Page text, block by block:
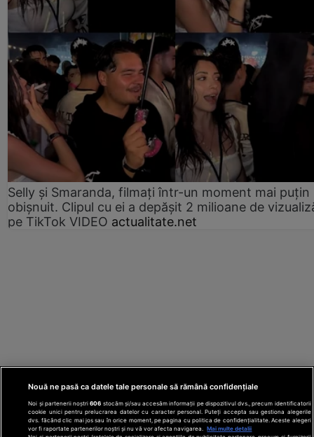
Selly și Smaranda, filmați într-un moment mai puțin
obișnuit. Clipul cu ei a depășit 2 milioane de
pe TikTok VIDEO actualitate.net
Nouă ne pasă ca datele tale personale să rămână confidențiale
Noi și partenerii noștri606 stocăm și/sau accesăm informații pe dispozitivul dvs., precum identificatorii
cookie unici pentru prelucrarea datelor cu caracter personal. Puteți accepta sau gestiona alegerile
dvs. făcând clic mai jos sau în orice moment, pe pagina cu politica de confidențialitate. Aceste alegeri
vor fi raportate partenerilor noștri și nu vă vor afecta navigarea.
Mai multe detalii